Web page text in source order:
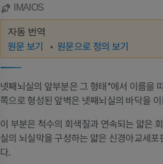
IMAIOS
자동 번역
원문 보기 원문으로 정의 보기
넷째뇌실의 앞부분은 그 형태*에서 이름을
쪽으로 형성된 앞벽은 넷째뇌실의 바닥을
이 부분은 척수의 회색질과 연속되는 얇은
실의 뇌실막을 구성하는 얇은 신경아교세
다.